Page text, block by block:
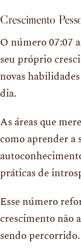
Crescimento
O número 07:07
seu próprio
novas
dia.
As áreas que
como aprender a
práticas de
Esse número
crescimento não
sendo percorrido.